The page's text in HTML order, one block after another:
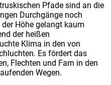
Pfade sind an die
Durchgänge noch
Höhe gelangt kaum
der heißen
Klima in den von
Es fördert das
Flechten und Farn in den
Wegen.